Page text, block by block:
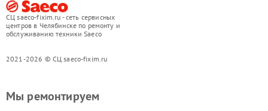
СЦ saeco-fixim.ru - сеть сервисных
центров в Челябинске по ремонту и
обслуживанию техники Saeco
2021-2026 © СЦ saeco-fixim.ru
Мы ремонтируем